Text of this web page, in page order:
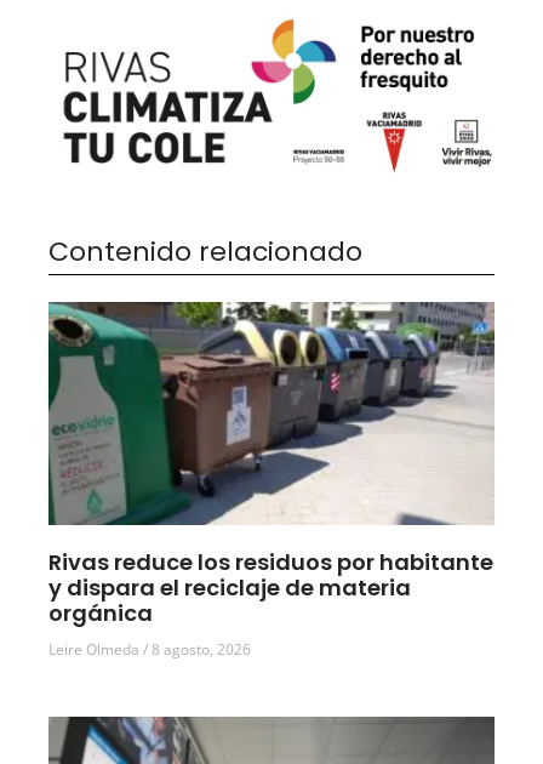
Contenido relacionado
Rivas reduce los residuos por habitante
y dispara el reciclaje de materia
orgánica
Leire Olmeda 8 agosto, 2026